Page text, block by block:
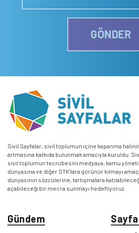
GÖNDER
Sivil Sayfalar, sivil toplumun içine kapanma
artmasına katkıda bulunmak amacıyla kuruldu.
sivil toplumun tecrübesini medyaya, kamu
dünyasına ve diğer STK’lara görünür kılmayı
dünyasının sözcülerine, tartışmalara
açabileceği bir mecra sunmayı hedefliyoruz.
Gündem